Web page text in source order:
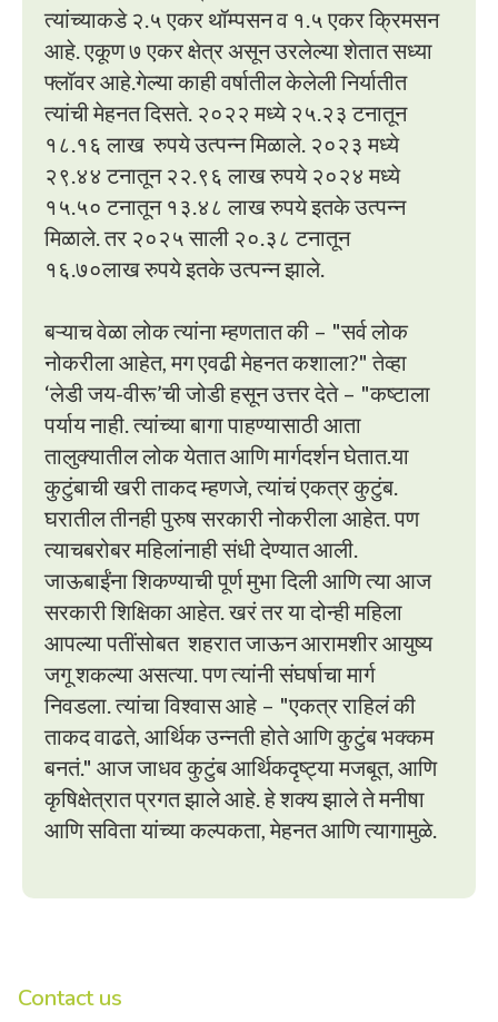
त्यांच्याकडे २.५ एकर थॉम्पसन व १.५ एकर क्रिमसन
आहे. एकूण ७ एकर क्षेत्र असून उरलेल्या शेतात सध्या
फ्लॉवर आहे.गेल्या काही वर्षातील केलेली निर्यातीत
त्यांची मेहनत दिसते. २०२२ मध्ये २५.२३ टनातून
१८.१६ लाख रुपये उत्पन्न मिळाले. २०२३ मध्ये
२९.४४ टनातून २२.९६ लाख रुपये २०२४ मध्ये
१५.५० टनातून १३.४८ लाख रुपये इतके उत्पन्न
मिळाले. तर २०२५ साली २०.३८ टनातून
१६.७०लाख रुपये इतके उत्पन्न झाले.
बऱ्याच वेळा लोक त्यांना म्हणतात की – "सर्व लोक
नोकरीला आहेत, मग एवढी मेहनत कशाला?" तेव्हा
‘लेडी जय-वीरू’ची जोडी हसून उत्तर देते – "कष्टाला
पर्याय नाही. त्यांच्या बागा पाहण्यासाठी आता
तालुक्यातील लोक येतात आणि मार्गदर्शन घेतात.या
कुटुंबाची खरी ताकद म्हणजे, त्यांचं एकत्र कुटुंब.
घरातील तीनही पुरुष सरकारी नोकरीला आहेत. पण
त्याचबरोबर महिलांनाही संधी देण्यात आली.
जाऊबाईंना शिकण्याची पूर्ण मुभा दिली आणि त्या आज
सरकारी शिक्षिका आहेत. खरं तर या दोन्ही महिला
आपल्या पतींसोबत शहरात जाऊन आरामशीर आयुष्य
जगू शकल्या असत्या. पण त्यांनी संघर्षाचा मार्ग
निवडला. त्यांचा विश्वास आहे – "एकत्र राहिलं की
ताकद वाढते, आर्थिक उन्नती होते आणि कुटुंब भक्कम
बनतं." आज जाधव कुटुंब आर्थिकदृष्ट्या मजबूत, आणि
कृषिक्षेत्रात प्रगत झाले आहे. हे शक्य झाले ते मनीषा
आणि सविता यांच्या कल्पकता, मेहनत आणि त्यागामुळे.
Contact us